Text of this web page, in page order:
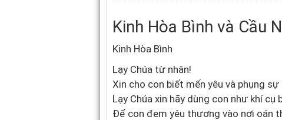
Kinh Hòa Bình và Cầu
Kinh Hòa Bình
Lạy Chúa từ nhân!
Xin cho con biết mến yêu và phụng
Lạy Chúa xin hãy dùng con như khí cụ
Ðể con đem yêu thương vào nơi oán